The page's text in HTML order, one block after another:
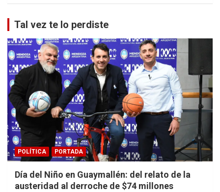
Tal vez te lo perdiste
POLÍTICA PORTADA
Día del Niño en Guaymallén: del relato de la
austeridad al derroche de $74 millones